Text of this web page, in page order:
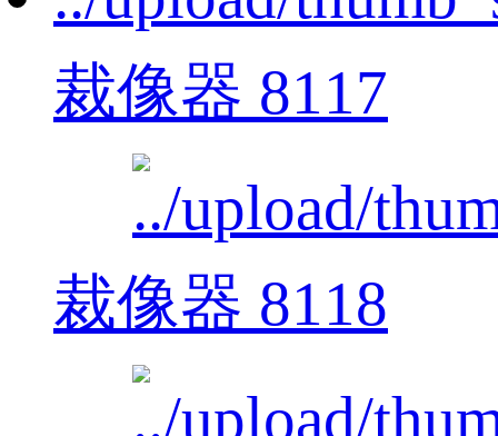
裁像器 8117
裁像器 8118